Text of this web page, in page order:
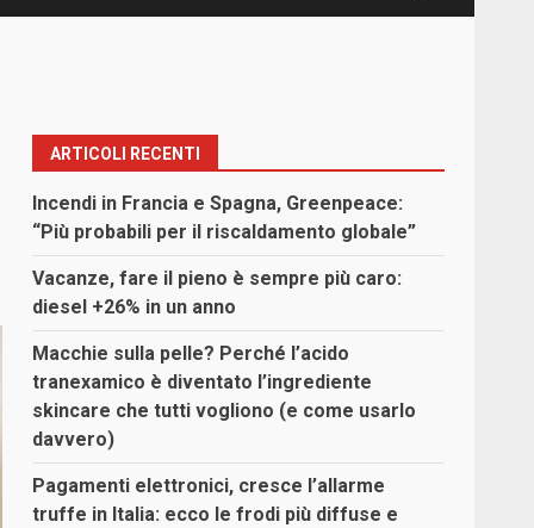
ARTICOLI RECENTI
Incendi in Francia e Spagna, Greenpeace:
“Più probabili per il riscaldamento globale”
Vacanze, fare il pieno è sempre più caro:
diesel +26% in un anno
Macchie sulla pelle? Perché l’acido
tranexamico è diventato l’ingrediente
skincare che tutti vogliono (e come usarlo
davvero)
Pagamenti elettronici, cresce l’allarme
truffe in Italia: ecco le frodi più diffuse e